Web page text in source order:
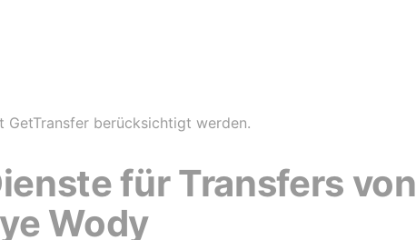
berücksichtigt werden.
für Transfers von
Wody